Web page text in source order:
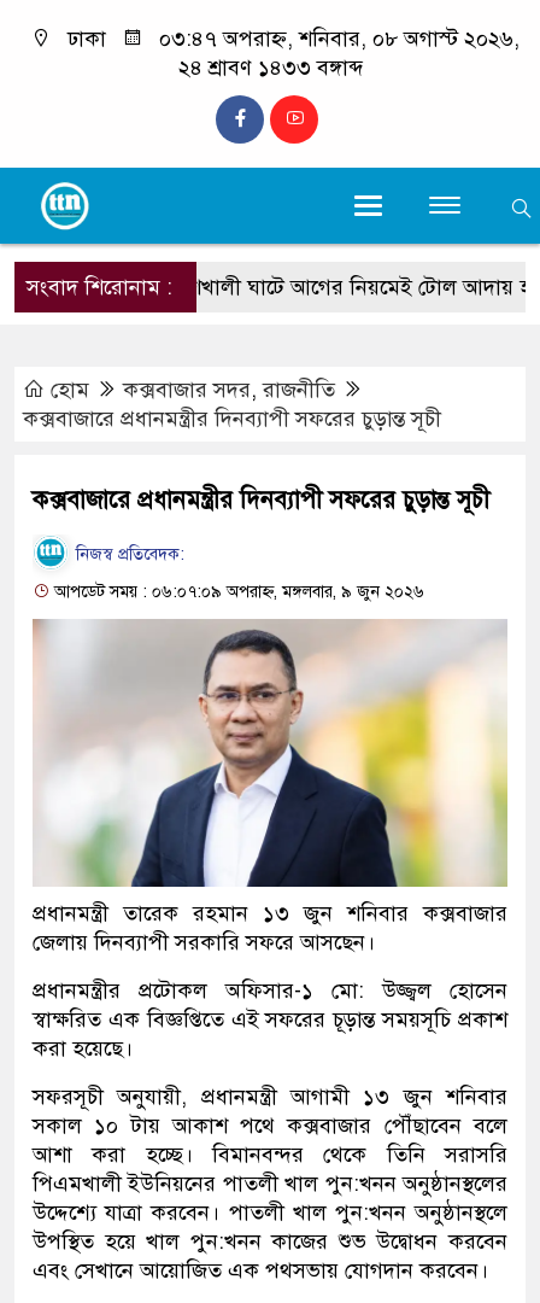
ঢাকা
০৩:৪৭ অপরাহ্ন, শনিবার, ০৮ অগাস্ট ২০২৬,
২৪ শ্রাবণ ১৪৩৩ বঙ্গাব্দ
সংবাদ শিরোনাম :
মহেশখালী ঘাটে আগের নিয়মেই টোল আদায় হবে:
হোম কক্সবাজার সদর,রাজনীতি
কক্সবাজারে প্রধানমন্ত্রীর দিনব্যাপী সফরের চুড়ান্ত সূচী
কক্সবাজারে প্রধানমন্ত্রীর দিনব্যাপী সফরের চুড়ান্ত সূচী
নিজস্ব প্রতিবেদক:
আপডেট সময় : ০৬:০৭:০৯ অপরাহ্ন, মঙ্গলবার, ৯ জুন ২০২৬
প্রধানমন্ত্রী তারেক রহমান ১৩ জুন শনিবার কক্সবাজার
জেলায় দিনব্যাপী সরকারি সফরে আসছেন।
প্রধানমন্ত্রীর প্রটোকল অফিসার-১ মো: উজ্জ্বল হোসেন
স্বাক্ষরিত এক বিজ্ঞপ্তিতে এই সফরের চূড়ান্ত সময়সূচি প্রকাশ
করা হয়েছে।
​সফরসূচী অনুযায়ী, প্রধানমন্ত্রী আগামী ১৩ জুন শনিবার
সকাল ১০ টায় আকাশ পথে কক্সবাজার পৌঁছাবেন বলে
আশা করা হচ্ছে। বিমানবন্দর থেকে তিনি সরাসরি
পিএমখালী ইউনিয়নের পাতলী খাল পুন:খনন অনুষ্ঠানস্থলের
উদ্দেশ্যে যাত্রা করবেন। পাতলী খাল পুন:খনন অনুষ্ঠানস্থলে
উপস্থিত হয়ে খাল পুন:খনন কাজের শুভ উদ্বোধন করবেন
এবং সেখানে আয়োজিত এক পথসভায় যোগদান করবেন।